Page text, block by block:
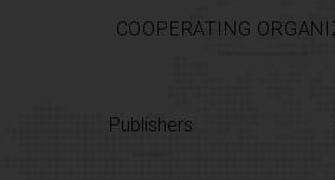
COOPERATING
Publishers